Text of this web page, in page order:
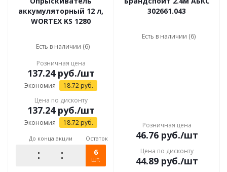
аккумуляторный 12 л,
WORTEX KS 1280
Есть в наличии (6)
Розничная цена
137.24руб./шт
Экономия 18.72 руб.
Цена по дисконту
137.24руб./шт
Экономия 18.72 руб.
До конца акции Остаток
6
шт.
302661.043
Есть в наличии (6)
Розничная цена
46.76руб./шт
Цена по дисконту
44.89руб./шт